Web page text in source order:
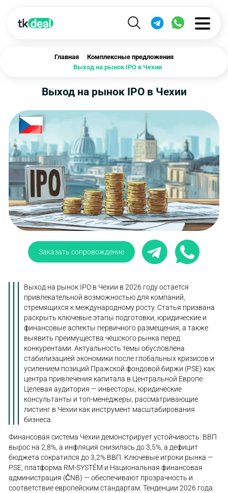
Главная
Комплексные предложения
Выход на рынок IPO в Чехии
Выход на рынок IPO в Чехии
Заказать сопровождение
Выход на рынок IPO в Чехии в 2026 году остается
привлекательной возможностью для компаний,
стремящихся к международному росту. Статья призвана
раскрыть ключевые этапы подготовки, юридические и
финансовые аспекты первичного размещения, а также
выявить преимущества чешского рынка перед
конкурентами. Актуальность темы обусловлена
стабилизацией экономики после глобальных кризисов и
усилением позиций Пражской фондовой биржи (PSE) как
центра привлечения капитала в Центральной Европе.
Целевая аудитория — инвесторы, юридические
консультанты и топ-менеджеры, рассматривающие
листинг в Чехии как инструмент масштабирования
бизнеса.
Финансовая система Чехии демонстрирует устойчивость: ВВП
вырос на 2,8%, а инфляция снизилась до 3,5%, а дефицит
бюджета сократился до 3,2% ВВП. Ключевые игроки рынка —
PSE, платформа RM-SYSTÉM и Национальная финансовая
администрация (ČNB) — обеспечивают прозрачность и
соответствие европейским стандартам. Тенденции 2026 года